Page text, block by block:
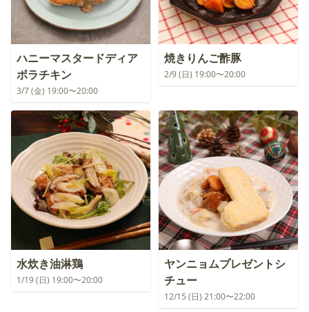
ハニーマスタードディア
ボラチキン
3/7 (金) 19:00〜20:00
焼きりんご酢豚
2/9 (日) 19:00〜20:00
水炊き油淋鶏
1/19 (日) 19:00〜20:00
ヤンニョムプレゼントシ
チュー
12/15 (日) 21:00〜22:00